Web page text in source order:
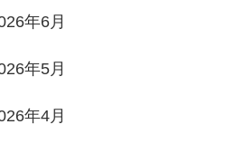
年6月
年5月
年4月